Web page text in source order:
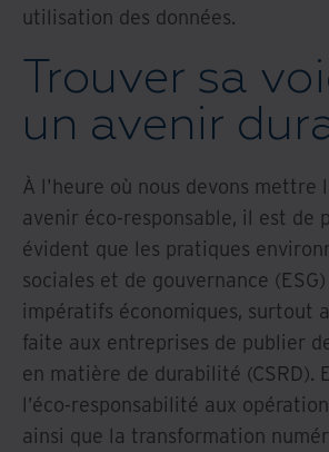
utilisation des données.
Trouver sa
un avenir
À l'heure où nous devons mettre
avenir éco-responsable, il est de
évident que les pratiques
sociales et de gouvernance
impératifs économiques, surtout
faite aux entreprises de publier
en matière de durabilité (CSRD).
l’éco-responsabilité aux
ainsi que la transformation